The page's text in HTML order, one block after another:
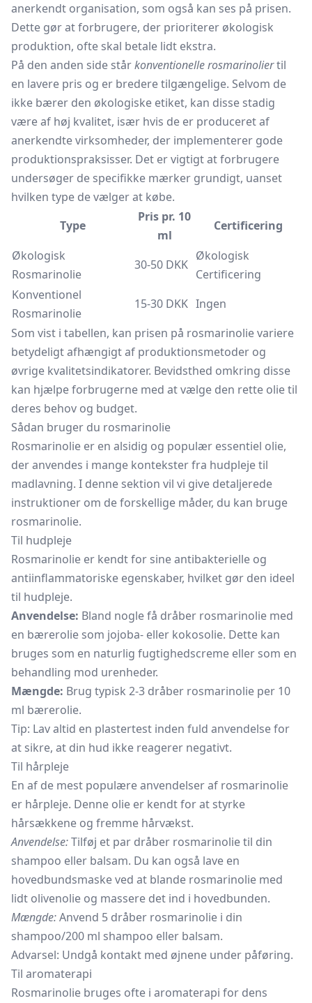
anerkendt organisation, som også kan ses på prisen.
Dette gør at forbrugere, der prioriterer økologisk
produktion, ofte skal betale lidt ekstra.
På den anden side stårkonventionelle rosmarinoliertil
en lavere pris og er bredere tilgængelige. Selvom de
ikke bærer den økologiske etiket, kan disse stadig
være af høj kvalitet, især hvis de er produceret af
anerkendte virksomheder, der implementerer gode
produktionspraksisser. Det er vigtigt at forbrugere
undersøger de specifikke mærker grundigt, uanset
hvilken type de vælger at købe.
Type
Pris pr. 10
ml
Certificering
Økologisk
Rosmarinolie
30-50 DKK
Økologisk
Certificering
Konventionel
Rosmarinolie
15-30 DKK Ingen
Som vist i tabellen, kan prisen på rosmarinolie variere
betydeligt afhængigt af produktionsmetoder og
øvrige kvalitetsindikatorer. Bevidsthed omkring disse
kan hjælpe forbrugerne med at vælge den rette olie til
deres behov og budget.
Sådan bruger du rosmarinolie
Rosmarinolie er en alsidig og populær essentiel olie,
der anvendes i mange kontekster fra hudpleje til
madlavning. I denne sektion vil vi give detaljerede
instruktioner om de forskellige måder, du kan bruge
rosmarinolie.
Til hudpleje
Rosmarinolie er kendt for sine antibakterielle og
antiinflammatoriske egenskaber, hvilket gør den ideel
til hudpleje.
Anvendelse: Bland nogle få dråber rosmarinolie med
en bærerolie som jojoba- eller kokosolie. Dette kan
bruges som en naturlig fugtighedscreme eller som en
behandling mod urenheder.
Mængde: Brug typisk 2-3 dråber rosmarinolie per 10
ml bærerolie.
Tip: Lav altid en plastertest inden fuld anvendelse for
at sikre, at din hud ikke reagerer negativt.
Til hårpleje
En af de mest populære anvendelser af rosmarinolie
er hårpleje. Denne olie er kendt for at styrke
hårsækkene og fremme hårvækst.
Anvendelse:Tilføj et par dråber rosmarinolie til din
shampoo eller balsam. Du kan også lave en
hovedbundsmaske ved at blande rosmarinolie med
lidt olivenolie og massere det ind i hovedbunden.
Mængde:Anvend 5 dråber rosmarinolie i din
shampoo/200 ml shampoo eller balsam.
Advarsel: Undgå kontakt med øjnene under påføring.
Til aromaterapi
Rosmarinolie bruges ofte i aromaterapi for dens